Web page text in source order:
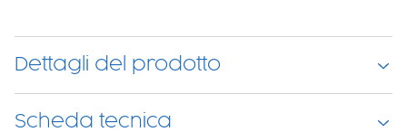
Dettagli del prodotto
Scheda tecnica